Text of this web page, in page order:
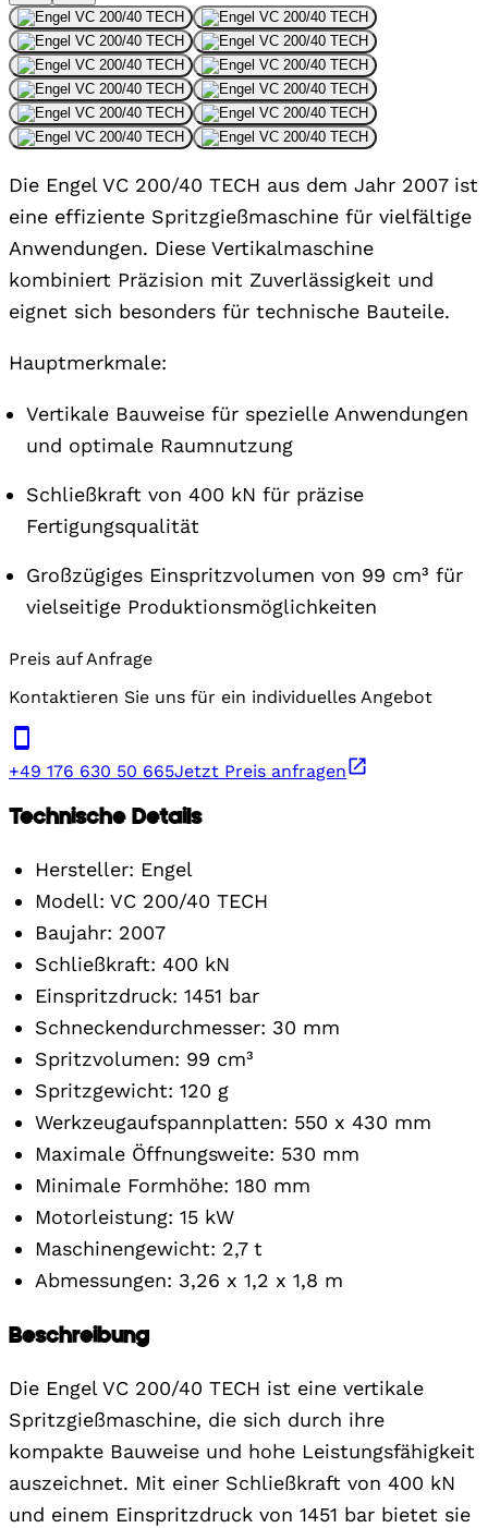
Die Engel VC 200/40 TECH aus dem Jahr 2007 ist
eine effiziente Spritzgießmaschine für vielfältige
Anwendungen. Diese Vertikalmaschine
kombiniert Präzision mit Zuverlässigkeit und
eignet sich besonders für technische Bauteile.
Hauptmerkmale:
Vertikale Bauweise für spezielle Anwendungen
und optimale Raumnutzung
Schließkraft von 400 kN für präzise
Fertigungsqualität
Großzügiges Einspritzvolumen von 99 cm³ für
vielseitige Produktionsmöglichkeiten
Preis auf Anfrage
Kontaktieren Sie uns für ein individuelles Angebot
+49 176 630 50 665Jetzt Preis anfragen
Technische Details
Hersteller: Engel
Modell: VC 200/40 TECH
Baujahr: 2007
Schließkraft: 400 kN
Einspritzdruck: 1451 bar
Schneckendurchmesser: 30 mm
Spritzvolumen: 99 cm³
Spritzgewicht: 120 g
Werkzeugaufspannplatten: 550 x 430 mm
Maximale Öffnungsweite: 530 mm
Minimale Formhöhe: 180 mm
Motorleistung: 15 kW
Maschinengewicht: 2,7 t
Abmessungen: 3,26 x 1,2 x 1,8 m
Beschreibung
Die Engel VC 200/40 TECH ist eine vertikale
Spritzgießmaschine, die sich durch ihre
kompakte Bauweise und hohe Leistungsfähigkeit
auszeichnet. Mit einer Schließkraft von 400 kN
und einem Einspritzdruck von 1451 bar bietet sie